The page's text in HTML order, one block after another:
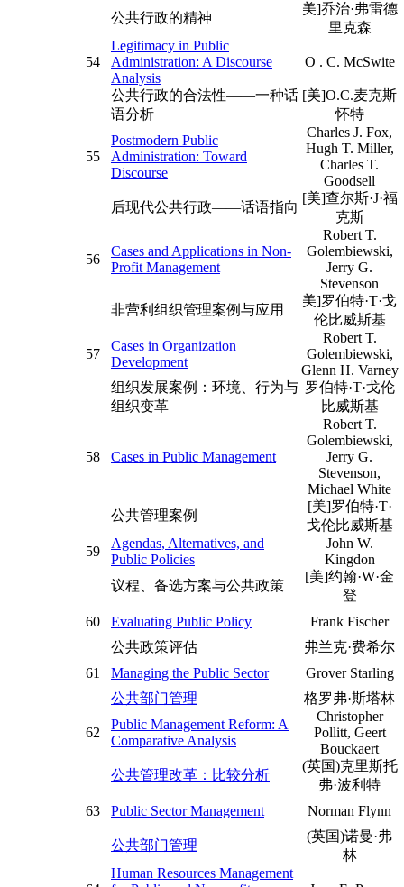
公共行政的精神
美]乔治·弗雷德
里克森
54
Legitimacy in Public
Administration: A Discourse
Analysis
O . C. McSwite
公共行政的合法性——一种话
语分析
[美]O.C.麦克斯
怀特
55
Postmodern Public
Administration: Toward
Discourse
Charles J. Fox,
Hugh T. Miller,
Charles T.
Goodsell
后现代公共行政——话语指向
[美]查尔斯·J·福
克斯
56
Cases and Applications in Non-
Profit Management
Robert T.
Golembiewski,
Jerry G.
Stevenson
非营利组织管理案例与应用
美]罗伯特·T·戈
伦比威斯基
57
Cases in Organization
Development
Robert T.
Golembiewski,
Glenn H. Varney
组织发展案例：环境、行为与
组织变革
罗伯特·T·戈伦
比威斯基
58 Cases in Public Management
Robert T.
Golembiewski,
Jerry G.
Stevenson,
Michael White
公共管理案例
[美]罗伯特·T·
戈伦比威斯基
59
Agendas, Alternatives, and
Public Policies
John W.
Kingdon
议程、备选方案与公共政策
[美]约翰·W·金
登
60
Evaluating Public Policy
Frank Fischer
公共政策评估
弗兰克·费希尔
61
Managing the Public Sector
Grover Starling
公共部门管理
格罗弗·斯塔林
62
Public Management Reform: A
Comparative Analysis
Christopher
Pollitt, Geert
Bouckaert
公共管理改革：比较分析
(英国)克里斯托
弗·波利特
63
Public Sector Management Norman Flynn
公共部门管理
(英国)诺曼·弗
林
Human Resources Management